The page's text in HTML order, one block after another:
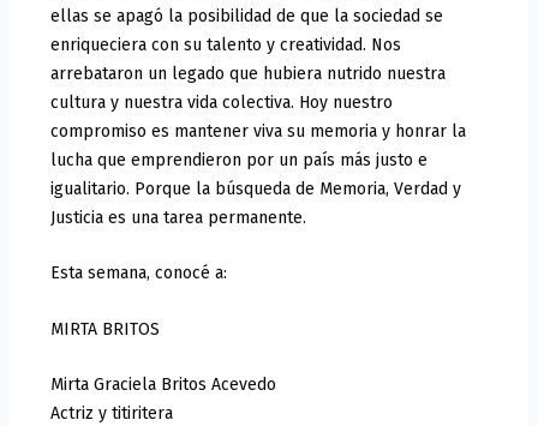
ellas se apagó la posibilidad de que la sociedad se
enriqueciera con su talento y creatividad. Nos
arrebataron un legado que hubiera nutrido nuestra
cultura y nuestra vida colectiva. Hoy nuestro
compromiso es mantener viva su memoria y honrar la
lucha que emprendieron por un país más justo e
igualitario. Porque la búsqueda de Memoria, Verdad y
Justicia es una tarea permanente.
Esta semana, conocé a:
MIRTA BRITOS
Mirta Graciela Britos Acevedo
Actriz y titiritera